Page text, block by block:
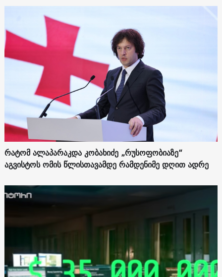
რატომ ალაპარაკდა კობახიძე „რუსოფობიაზე“
აგვისტოს ომის წლისთავამდე რამდენიმე დღით ადრე